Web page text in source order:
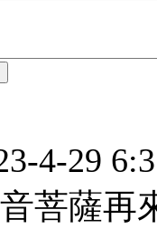
4-29
菩薩再